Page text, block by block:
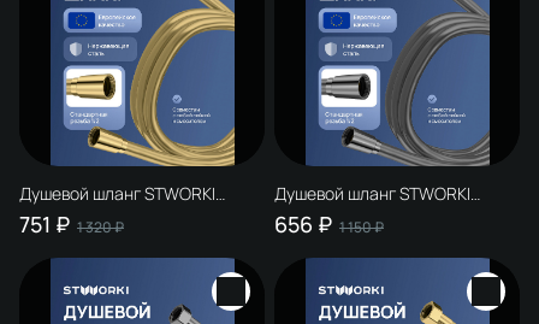
Душевой шланг STWORKI
Колдинг S32265GM 200 см,
матовое золото
751 ₽ 1 320 ₽
Душевой шланг STWORKI
Колдинг S32265GB 200 см,
вороненая сталь
656 ₽ 1 150 ₽